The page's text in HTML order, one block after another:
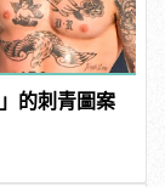
的刺青圖案